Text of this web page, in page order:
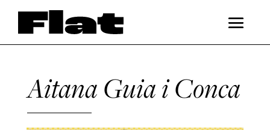
Aitana Guia i Conca